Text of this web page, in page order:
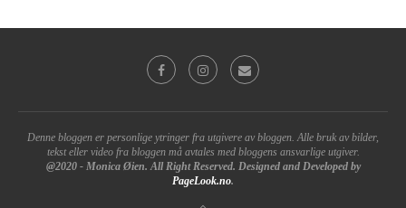
Denne bloggen er personlige ytringer fra utgivere av bloggen. Alle bruk av bilder,
tekst eller video fra bloggen må avtales med bloggens ansvarlige utgiver.
@2020 - Monica Øien. All Right Reserved. Designed and Developed by
PageLook.no.